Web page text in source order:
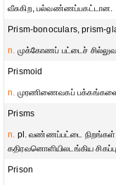
வீசுகிற, பல்வண்ணப்பகட்டான.
Prism-bonoculars, prism-
n. முக்கோணப் பட்டைச்
Prismoid
n. முரணிணைவகப்
Prisms
n. pl. வண்ணப்பட்டை நிறங்கள்
கதிரவனொளியிலடங்கிய
Prison